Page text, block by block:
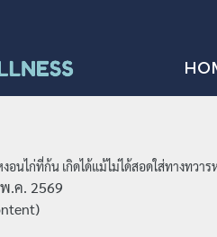
อนไก่ที่ก้น เกิดได้แม้ไม่ได้สอดใส่ทางทวาร
.ค. 2569